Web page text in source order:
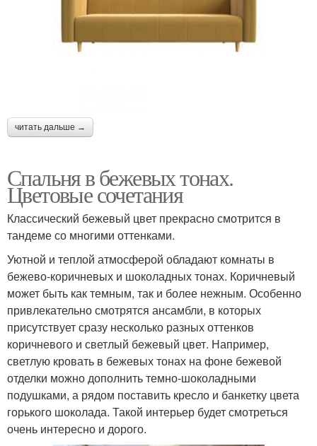
читать дальше →
Спальня в бежевых тонах.
Цветовые сочетания
Классический бежевый цвет прекрасно смотрится в
тандеме со многими оттенками.
Уютной и теплой атмосферой обладают комнаты в
бежево-коричневых и шоколадных тонах. Коричневый
может быть как темным, так и более нежным. Особенно
привлекательно смотрятся ансамбли, в которых
присутствует сразу несколько разных оттенков
коричневого и светлый бежевый цвет. Например,
светлую кровать в бежевых тонах на фоне бежевой
отделки можно дополнить темно-шоколадными
подушками, а рядом поставить кресло и банкетку цвета
горького шоколада. Такой интерьер будет смотреться
очень интересно и дорого.